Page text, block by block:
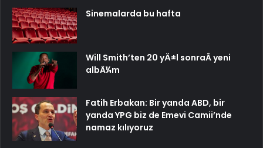
Sinemalarda bu hafta
Will Smith’ten 20 yÄ±l sonraÂ yeni
albÃ¼m
Fatih Erbakan: Bir yanda ABD, bir
yanda YPG biz de Emevi Camii’nde
namaz kılıyoruz